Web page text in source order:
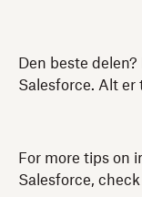
Den beste
Salesforce. Alt er
For more tips on
Salesforce,